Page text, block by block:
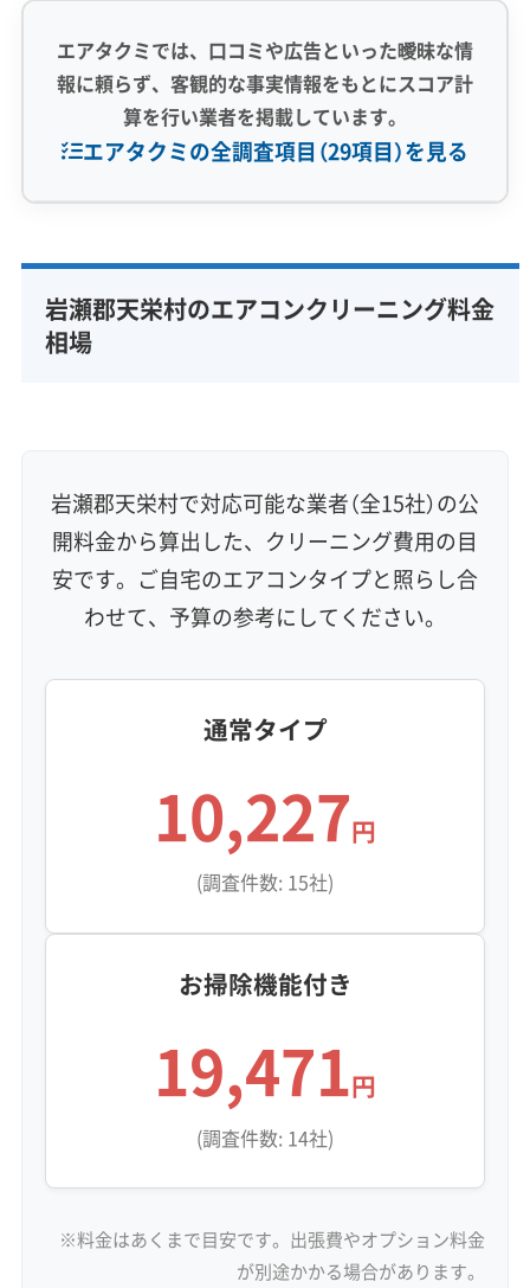
エアタクミでは、口コミや広告といった曖昧な情
報に頼らず、客観的な事実情報をもとにスコア計
算を行い業者を掲載しています。
エアタクミの全調査項目（29項目）を見る
完全分解洗浄 部分クリーニング
実績10年以上
資格保有スタッフ
エコ洗剤使用
アレルギー対策
ハウスダスト除去
地域密着型
フランチャイズ
利便性・サービス (12)
定額料金 複数台割引 初回割引
定期メンテナンス
年末年始対応
防カビ・抗菌 消臭処理 防汚コーティング
岩瀬郡天栄村のエアコンクリーニング料金
相場
岩瀬郡天栄村で対応可能な業者（全15社）の公
開料金から算出した、クリーニング費用の目
安です。ご自宅のエアコンタイプと照らし合
わせて、予算の参考にしてください。
通常タイプ
10,227円
(調査件数: 15社)
お掃除機能付き
19,471円
(調査件数: 14社)
※料金はあくまで目安です。出張費やオプション料金
が別途かかる場合があります。